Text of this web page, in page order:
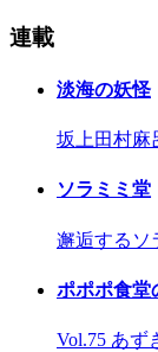
連載
淡海の妖怪
坂上田村麻
ソラミミ堂
邂逅するソ
ポポポ食堂
Vol.75 あず